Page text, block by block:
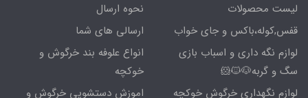
لیست محصولات
قفس,کوله،باکس و جای خواب
لوازم نگه داری و اسباب بازی
سگ و گربه🐶🐱🐹
لوازم نگهداری خرگوش خوکچه
نحوه ارسال
ارسالی های شما
انواع علوفه بند خرگوش و
خوکچه
اموزش دستشویی خرگوش و